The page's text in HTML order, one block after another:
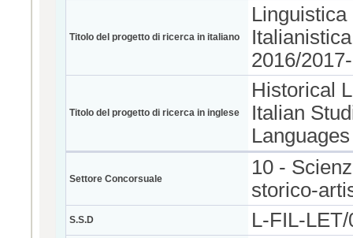
Titolo del progetto di ricerca in italiano
2016/
Titolo del progetto di ricerca in inglese
Historical
Italian
Settore Concorsuale
10 -
storico-
S.S.D L-FIL-